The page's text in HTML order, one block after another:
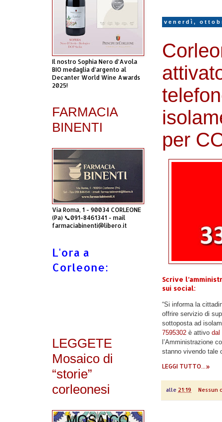
venerdì,
per
Scrive
sui social:
“Si informa la
offrire servizio di
sottoposta ad
7595302 è attivo dal
l’Amministrazione
stanno vivendo tale
LEGGI TUTTO...»
alle 21:19 Nessun
Il nostro Sophia Nero d’Avola
BIO medaglia d’argento al
Decanter World Wine Awards
2025!
FARMACIA
BINENTI
Via Roma, 1 - 90034 CORLEONE
(Pa) 📞091-8461341 - mail
farmaciabinenti@libero.it
L'ora a
Corleone:
LEGGETE
Mosaico di
“storie”
corleonesi